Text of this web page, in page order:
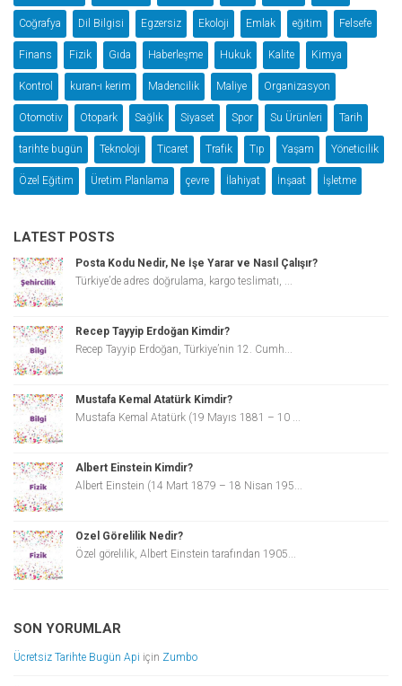
Coğrafya Dil Bilgisi Egzersiz Ekoloji Emlak eğitim Felsefe
Finans Fizik Gıda Haberleşme Hukuk Kalite Kimya
Kontrol kuran-ı kerim Madencilik Maliye Organizasyon
Otomotiv Otopark Sağlık Siyaset Spor Su Ürünleri Tarih
tarihte bugün Teknoloji Ticaret Trafik Tıp Yaşam Yöneticilik
Özel Eğitim Üretim Planlama çevre İlahiyat İnşaat İşletme
LATEST POSTS
Posta Kodu Nedir, Ne İşe Yarar ve Nasıl Çalışır?
Türkiye’de adres doğrulama, kargo teslimatı, ...
Recep Tayyip Erdoğan Kimdir?
Recep Tayyip Erdoğan, Türkiye’nin 12. Cumh...
Mustafa Kemal Atatürk Kimdir?
Mustafa Kemal Atatürk (19 Mayıs 1881 – 10 ...
Albert Einstein Kimdir?
Albert Einstein (14 Mart 1879 – 18 Nisan 195...
Özel Görelilik Nedir?
Özel görelilik, Albert Einstein tarafından 1905...
SON YORUMLAR
Ücretsiz Tarihte Bugün Api için Zumbo